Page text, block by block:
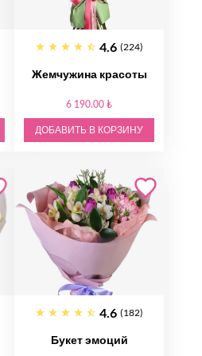
4.6 (224)
Жемчужина красоты
6 190.00 ₺
ДОБАВИТЬ В КОРЗИНУ
4.6 (182)
Букет эмоций